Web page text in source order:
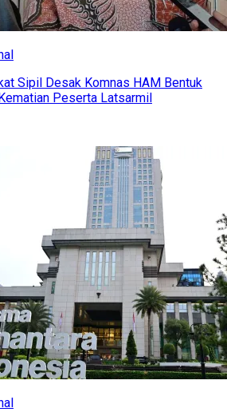
Sipil Desak Komnas HAM Bentuk
Peserta Latsarmil